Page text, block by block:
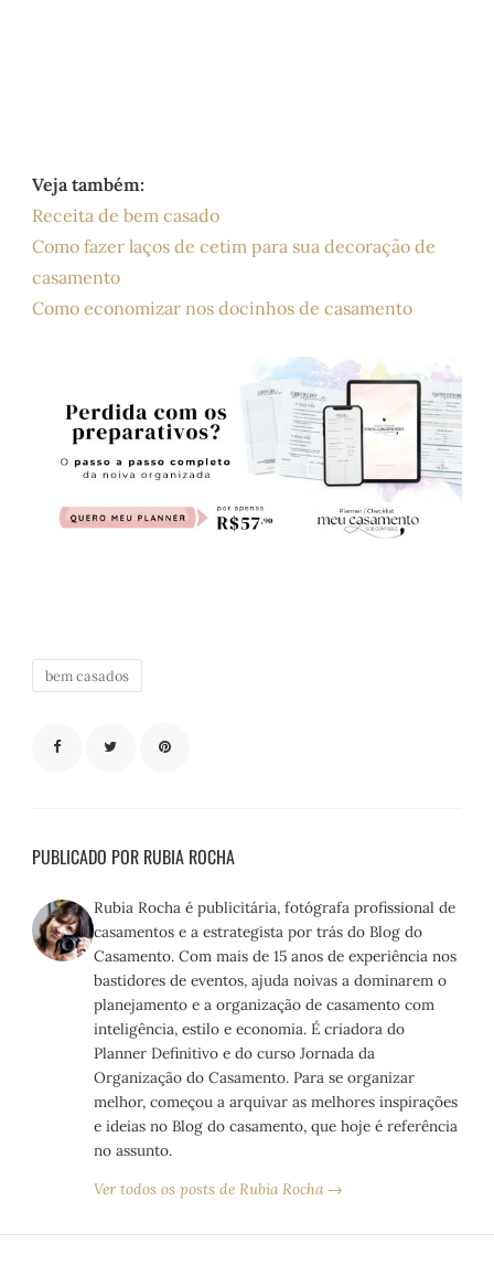
Veja também:
Receita de bem casado
Como fazer laços de cetim para sua decoração de
casamento
Como economizar nos docinhos de casamento
bem casados
PUBLICADO POR RUBIA ROCHA
Rubia Rocha é publicitária, fotógrafa profissional de
casamentos e a estrategista por trás do Blog do
Casamento. Com mais de 15 anos de experiência nos
bastidores de eventos, ajuda noivas a dominarem o
planejamento e a organização de casamento com
inteligência, estilo e economia. É criadora do
Planner Definitivo e do curso Jornada da
Organização do Casamento. Para se organizar
melhor, começou a arquivar as melhores inspirações
e ideias no Blog do casamento, que hoje é referência
no assunto.
Ver todos os posts de Rubia Rocha →